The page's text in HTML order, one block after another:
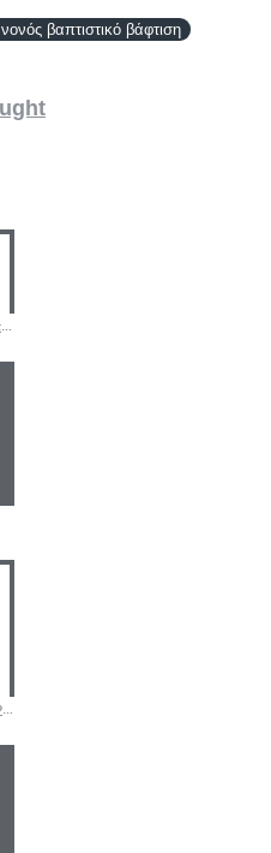
βαπτιστικό βάφτιση
Σετ Βάπτισης Κοριτσιού Little Princess / Στέμμα με Ζωγραφισμένη Βαλίτσα
Μαρτυρικά Βάπτισης Κοριτσιού Cherry – Ροζ & Μπεζ Βραχιόλια με Δερμάτινο Κορδόνι και Μεταλλικό Σταυρό